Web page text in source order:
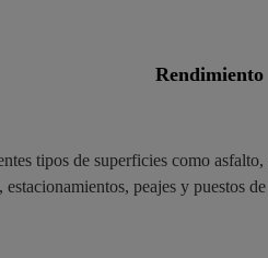
rendimiento
tipos de superficies como
peajes y puestos